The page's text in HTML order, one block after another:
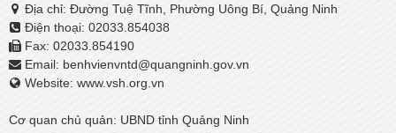
Địa chỉ: Đường Tuệ Tĩnh, Phường Uông Bí, Quảng Ninh
Điện thoại: 02033.854038
Fax: 02033.854190
Email: benhvienvntd@quangninh.gov.vn​​​​​​​
Website: www.vsh.org.vn
Cơ quan chủ quản: UBND tỉnh Quảng Ninh